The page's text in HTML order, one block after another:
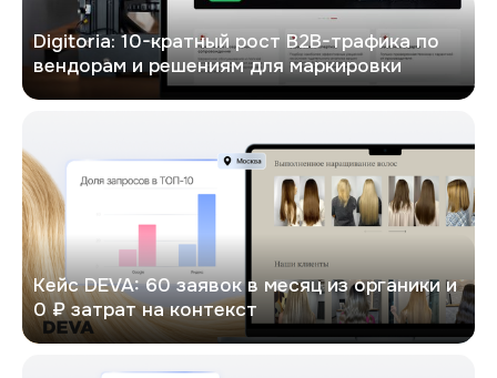
Digitoria: 10-кратный рост B2B-трафика по
вендорам и решениям для маркировки
Кейс DEVA: 60 заявок в месяц из органики и
0 ₽ затрат на контекст